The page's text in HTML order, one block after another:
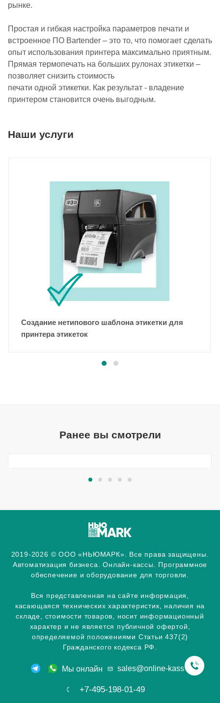
рынке.
Простая и гибкая настройка параметров печати и
встроенное ПО Bartender – это то, что помогает сделать
опыт использования принтера максимально приятным.
Прямая термопечать на больших рулонах этикетки –
позволяет снизить стоимость
печати одной этикетки. Как результат - владение
принтером становится очень выгодным.
Наши услуги
Создание нетипового шаблона этикетки для
принтера этикеток
Ранее вы смотрели
2019-2026 © ООО «НЬЮМАРК». Все права защищены.
Автоматизация бизнеса. Онлайн-кассы. Программное
обеспечение и оборудование для торговли.
Вся представленная на сайте информация,
касающаяся технических характеристик, наличия на
складе, стоимости товаров, носит информационный
характер и не является публичной офертой,
определяемой положениями Статьи 437(2)
Гражданского кодекса РФ.
Мы онлайн sales@online-kassa.info
+7-495-198-01-49